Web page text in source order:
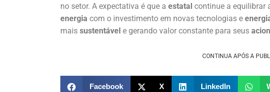
no setor. A expectativa é que a estatal continue a equilibrar
energia com o investimento em novas tecnologias e
mais sustentável e gerando valor constante para seus
CONTINUA APÓS A
Facebook X LinkedIn